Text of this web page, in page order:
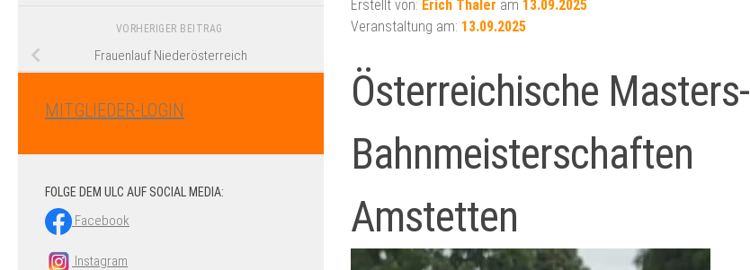
Erstellt von: Erich Thaler am 13.09.2025
Veranstaltung am: 13.09.2025
Österreichische Masters-
Bahnmeisterschaften
Amstetten
VORHERIGER BEITRAG
Frauenlauf Niederösterreich
MITGLIEDER-LOGIN
FOLGE DEM ULC AUF SOCIAL MEDIA:
Facebook
Instagram